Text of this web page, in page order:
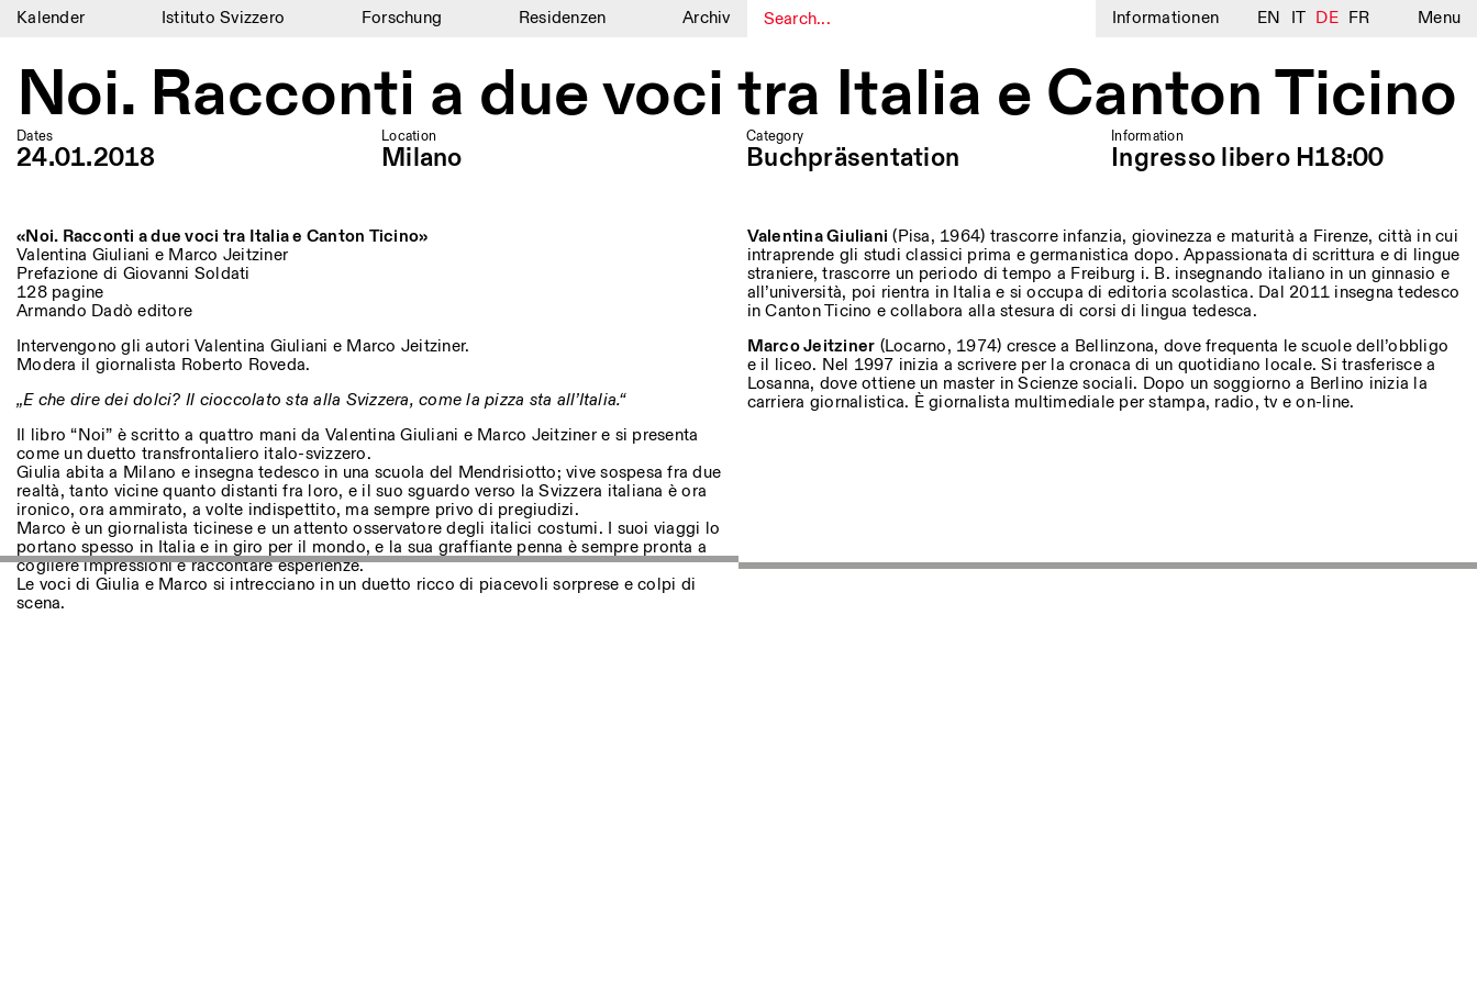
Kalender Istituto Svizzero Forschung Residenzen Archiv Informationen EN IT DE FR Menu
Kalender
Istituto Svizzero
Forschung
Residenzen
Archiv
Blog
Organisation
Bibliothek
Jobs
Andere Tätigkeiten
NEWSLETTER
Melden Sie sich für unseren Newsletter an, damit Sie stets auf dem Laufenden über unsere
Veranstaltungen sind
Noi. Racconti a due voci tra Italia e Canton Ticino
Dates
24.01.2018
Location
Milano
Category
Buchpräsentation
Information
Ingresso libero H18:00
«Noi. Racconti a due voci tra Italia e Canton Ticino»
Valentina Giuliani e Marco Jeitziner
Prefazione di Giovanni Soldati
128 pagine
Armando Dadò editore
Intervengono gli autori Valentina Giuliani e Marco Jeitziner.
Modera il giornalista Roberto Roveda.
„E che dire dei dolci? Il cioccolato sta alla Svizzera, come la pizza sta all’Italia.“
Il libro “Noi” è scritto a quattro mani da Valentina Giuliani e Marco Jeitziner e si presenta
come un duetto transfrontaliero italo-svizzero.
Giulia abita a Milano e insegna tedesco in una scuola del Mendrisiotto; vive sospesa fra due
realtà, tanto vicine quanto distanti fra loro, e il suo sguardo verso la Svizzera italiana è ora
ironico, ora ammirato, a volte indispettito, ma sempre privo di pregiudizi.
Marco è un giornalista ticinese e un attento osservatore degli italici costumi. I suoi viaggi lo
portano spesso in Italia e in giro per il mondo, e la sua graffiante penna è sempre pronta a
cogliere impressioni e raccontare esperienze.
Le voci di Giulia e Marco si intrecciano in un duetto ricco di piacevoli sorprese e colpi di
scena.
Valentina Giuliani (Pisa, 1964) trascorre infanzia, giovinezza e maturità a Firenze, città in cui
intraprende gli studi classici prima e germanistica dopo. Appassionata di scrittura e di lingue
straniere, trascorre un periodo di tempo a Freiburg i. B. insegnando italiano in un ginnasio e
all’università, poi rientra in Italia e si occupa di editoria scolastica. Dal 2011 insegna tedesco
in Canton Ticino e collabora alla stesura di corsi di lingua tedesca.
Marco Jeitziner (Locarno, 1974) cresce a Bellinzona, dove frequenta le scuole dell’obbligo
e il liceo. Nel 1997 inizia a scrivere per la cronaca di un quotidiano locale. Si trasferisce a
Losanna, dove ottiene un master in Scienze sociali. Dopo un soggiorno a Berlino inizia la
carriera giornalistica. È giornalista multimediale per stampa, radio, tv e on-line.